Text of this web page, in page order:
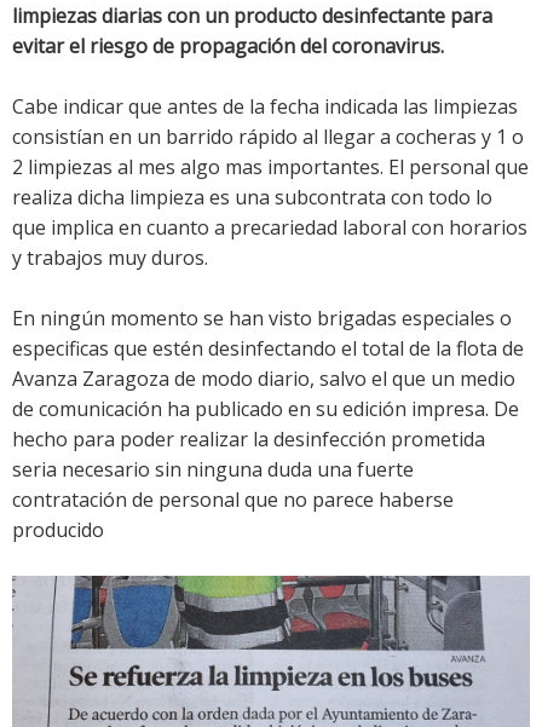
limpiezas diarias con un producto desinfectante para
evitar el riesgo de propagación del coronavirus.
Cabe indicar que antes de la fecha indicada las limpiezas
consistían en un barrido rápido al llegar a cocheras y 1 o
2 limpiezas al mes algo mas importantes. El personal que
realiza dicha limpieza es una subcontrata con todo lo
que implica en cuanto a precariedad laboral con horarios
y trabajos muy duros.
En ningún momento se han visto brigadas especiales o
especificas que estén desinfectando el total de la flota de
Avanza Zaragoza de modo diario, salvo el que un medio
de comunicación ha publicado en su edición impresa. De
hecho para poder realizar la desinfección prometida
seria necesario sin ninguna duda una fuerte
contratación de personal que no parece haberse
producido